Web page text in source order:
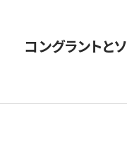
コングラントと